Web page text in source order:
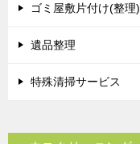
ゴミ屋敷片付け(整理)
遺品整理
特殊清掃サービス